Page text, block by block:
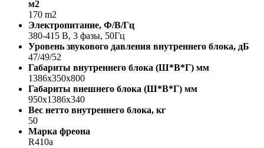
м2
170 m2
Электропитание, Ф/В/Гц
380-415 В, 3 фазы, 50Гц
Уровень звукового давления внутреннего блока, дБ
47/49/52
Габариты внутреннего блока (Ш*В*Г) мм
1386x350x800
Габариты внешнего блока (Ш*В*Г) мм
950x1386x340
Вес нетто внутреннего блока, кг
50
Марка фреона
R410a